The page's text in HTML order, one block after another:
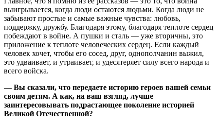
выигрывается, когда люди остаются людьми. Когда люди не
забывают простые и самые важные чувства: любовь,
поддержку, дружбу. Благодаря этому, благодаря теплоте сердец
побеждают в войне. А пушки и сталь — уже вторичны, это
приложение к теплоте человеческих сердец. Если каждый
человек хочет, чтобы его сосед, друг, однополчанин выжил,
это удваивает, и утраивает, и удесятеряет силу всего народа и
всего войска.
— Вы сказали, что передаете историю героев вашей семьи
своим детям. А как, на ваш взгляд, лучше
заинтересовывать подрастающее поколение историей
Великой Отечественной?